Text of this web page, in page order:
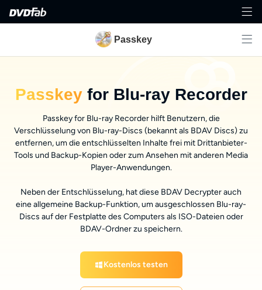
Passkey
Passkeyfor Blu-ray Recorder
Passkey for Blu-ray Recorder hilft Benutzern, die
Verschlüsselung von Blu-ray-Discs (bekannt als BDAV Discs) zu
entfernen, um die entschlüsselten Inhalte frei mit Drittanbieter-
Tools und Backup-Kopien oder zum Ansehen mit anderen Media
Player-Anwendungen.
Neben der Entschlüsselung, hat diese BDAV Decrypter auch
eine allgemeine Backup-Funktion, um ausgeschlossen Blu-ray-
Discs auf der Festplatte des Computers als ISO-Dateien oder
BDAV-Ordner zu speichern.
Kostenlos testen